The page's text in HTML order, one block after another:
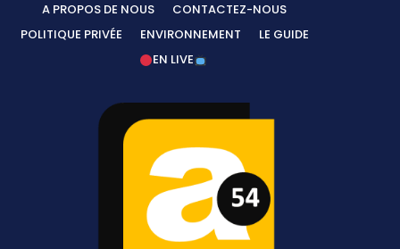
A PROPOS DE NOUS
CONTACTEZ-NOUS
POLITIQUE PRIVÉE
ENVIRONNEMENT
LE GUIDE
EN LIVE